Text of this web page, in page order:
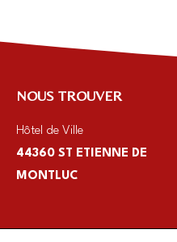
NOUS TROUVER
Hôtel de Ville
44360 ST ETIENNE DE
MONTLUC